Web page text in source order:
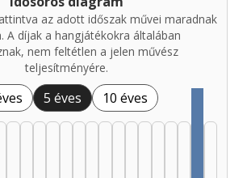
az adott időszak művei maradnak
A díjak a hangjátékokra általában
nem feltétlen a jelen művész
teljesítményére.
5 éves 10 éves